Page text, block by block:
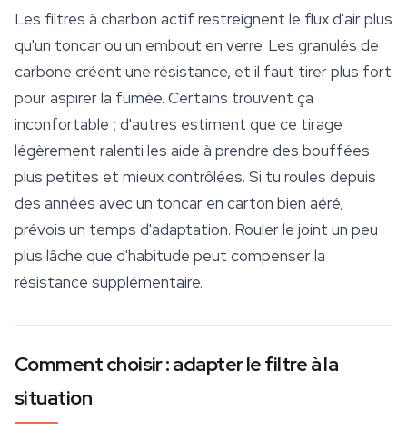
Les filtres à charbon actif restreignent le flux d'air plus
qu'un toncar ou un embout en verre. Les granulés de
carbone créent une résistance, et il faut tirer plus fort
pour aspirer la fumée. Certains trouvent ça
inconfortable ; d'autres estiment que ce tirage
légèrement ralenti les aide à prendre des bouffées
plus petites et mieux contrôlées. Si tu roules depuis
des années avec un toncar en carton bien aéré,
prévois un temps d'adaptation. Roulerle joint un peu
plus lâche que d'habitude peut compenser la
résistance supplémentaire.
Comment choisir : adapter le filtre à la
situation